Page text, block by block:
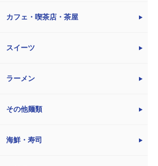
カフェ・喫茶店・茶屋
スイーツ
ラーメン
その他麺類
海鮮・寿司